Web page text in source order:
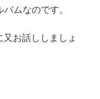
ムなのです。
お話ししましょ